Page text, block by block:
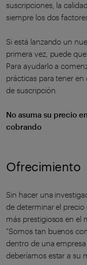
suscripciones, la
siempre los dos
Si está lanzando un
primera vez, puede
Para ayudarlo a
prácticas para tener
de suscripción.
No asuma su precio
cobrando
Ofrecimiento
Sin hacer una
de determinar el
más prestigiosos en el
"Somos tan buenos
dentro de una
deberíamos estar a su